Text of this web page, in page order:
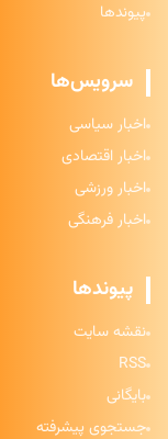
پیوندها
سرویس‌ها
اخبار سیاسی
اخبار اقتصادی
اخبار ورزشی
اخبار فرهنگی
پیوندها
نقشه سایت
RSS
بایگانی
جستجوی پیشرفته